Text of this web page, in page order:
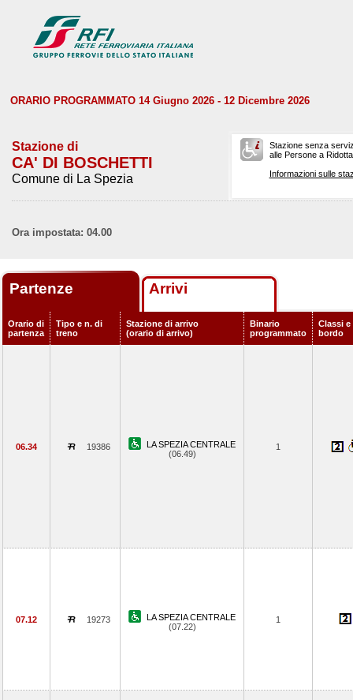
ORARIO PROGRAMMATO 14 Giugno 2026 - 12 Dicembre 2026
Stazione di
CA' DI BOSCHETTI
Comune di La Spezia
Stazione senza
alle Persone a
Informazioni sulle
Ora impostata: 04.00
Partenze Arrivi
Orario di
partenza
Tipo e n. di
treno
Stazione di arrivo
(orario di arrivo)
Binario
programmato
Classi e
bordo
06.34 19386
LA SPEZIA CENTRALE
(06.49)
1
07.12 19273
LA SPEZIA CENTRALE
(07.22)
1